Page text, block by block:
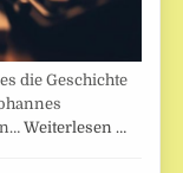
die Geschichte
Weiterlesen …